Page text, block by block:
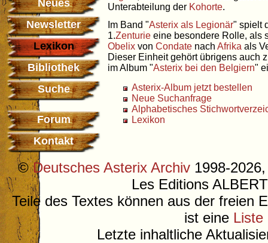
Neues
Newsletter
Lexikon
Bibliothek
Suche
Forum
Kontakt
Unterabteilung der Kohorte.
Im Band "Asterix als Legionär" spielt
1.Zenturie eine besondere Rolle, als
Obelix von Condate nach Afrika als
Dieser Einheit gehört übrigens auch
im Album "Asterix bei den Belgiern"
Asterix-Album jetzt bestellen
Neue Suchanfrage
Alphabetisches
Lexikon
©Deutsches Asterix Archiv 1998-
Les Editions
Teile des Textes können aus der freien
ist eine Liste
Letzte inhaltliche